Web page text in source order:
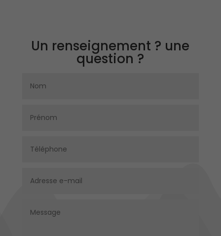
Un renseignement ? une
question ?